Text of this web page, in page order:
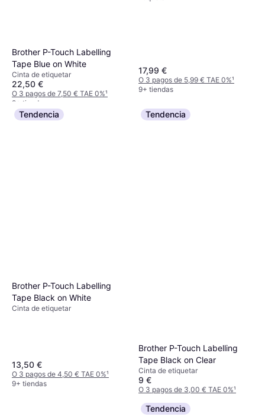
Brother P-Touch Labelling
Tape Blue on White
Cinta de etiquetar
22,50 €
O 3 pagos de 7,50 € TAE 0%¹
9+ tiendas
17,99 €
O 3 pagos de 5,99 € TAE 0%¹
9+ tiendas
Tendencia
Brother P-Touch Labelling
Tape Black on White
Cinta de etiquetar
13,50 €
O 3 pagos de 4,50 € TAE 0%¹
9+ tiendas
Tendencia
Brother P-Touch Labelling
Tape Black on Clear
Cinta de etiquetar
9 €
O 3 pagos de 3,00 € TAE 0%¹
Tendencia